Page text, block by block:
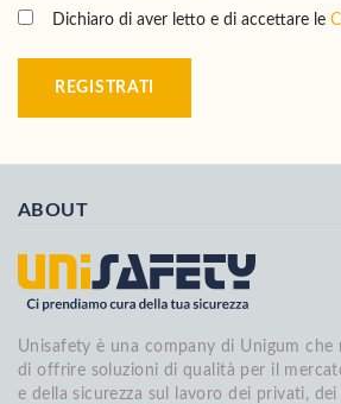
Dichiaro di aver letto e di accettare le
REGISTRATI
ABOUT
Unisafety è una company di Unigum che
di offrire soluzioni di qualità per il
e della sicurezza sul lavoro dei privati,